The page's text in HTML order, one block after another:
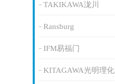
TAKIKAWA泷川
Ransburg
IFM易福门
KITAGAWA光明理化